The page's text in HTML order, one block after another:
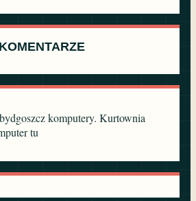
komputery. Kurtownia
tu